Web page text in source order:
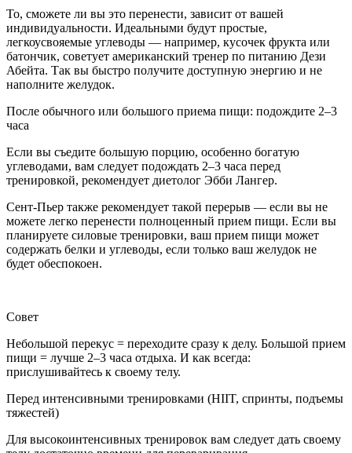
То, сможете ли вы это перенести, зависит от вашей
индивидуальности. Идеальными будут простые,
легкоусвояемые углеводы — например, кусочек фрукта или
батончик, советует американский тренер по питанию Дези
Абейта. Так вы быстро получите доступную энергию и не
наполните желудок.
После обычного или большого приема пищи: подождите 2–3
часа
Если вы съедите большую порцию, особенно богатую
углеводами, вам следует подождать 2–3 часа перед
тренировкой, рекомендует диетолог Эбби Лангер.
Сент-Пьер также рекомендует такой перерыв — если вы не
можете легко перенести полноценный прием пищи. Если вы
планируете силовые тренировки, ваш прием пищи может
содержать белки и углеводы, если только ваш желудок не
будет обеспокоен.
Совет
Небольшой перекус = переходите сразу к делу. Большой прием
пищи = лучше 2–3 часа отдыха. И как всегда:
прислушивайтесь к своему телу.
Перед интенсивными тренировками (HIIT, спринты, подъемы
тяжестей)
Для высокоинтенсивных тренировок вам следует дать своему